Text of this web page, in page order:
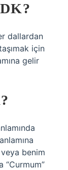
dallardan
için
gelir
benim
“Curmum”